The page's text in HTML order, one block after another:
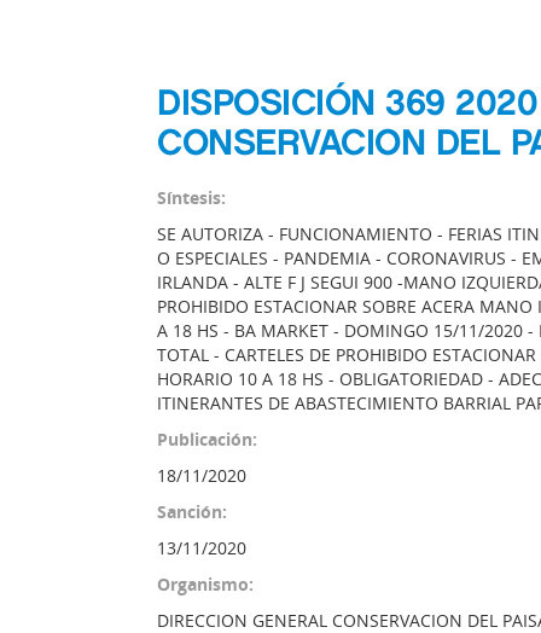
DISPOSICIÓN 369
CONSERVACION DEL
Síntesis:
SE AUTORIZA - FUNCIONAMIENTO - FERIAS
O ESPECIALES - PANDEMIA - CORONAVIRUS -
IRLANDA - ALTE F J SEGUI 900 -MANO
PROHIBIDO ESTACIONAR SOBRE ACERA
A 18 HS - BA MARKET - DOMINGO 15/11/2020 -
TOTAL - CARTELES DE PROHIBIDO
HORARIO 10 A 18 HS - OBLIGATORIEDAD -
ITINERANTES DE ABASTECIMIENTO BARRIAL
Publicación:
18/11/2020
Sanción:
13/11/2020
Organismo:
DIRECCION GENERAL CONSERVACION DEL